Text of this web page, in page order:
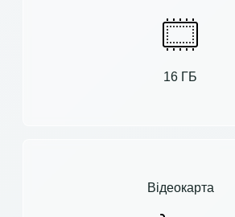
16 ГБ
Відеокарта